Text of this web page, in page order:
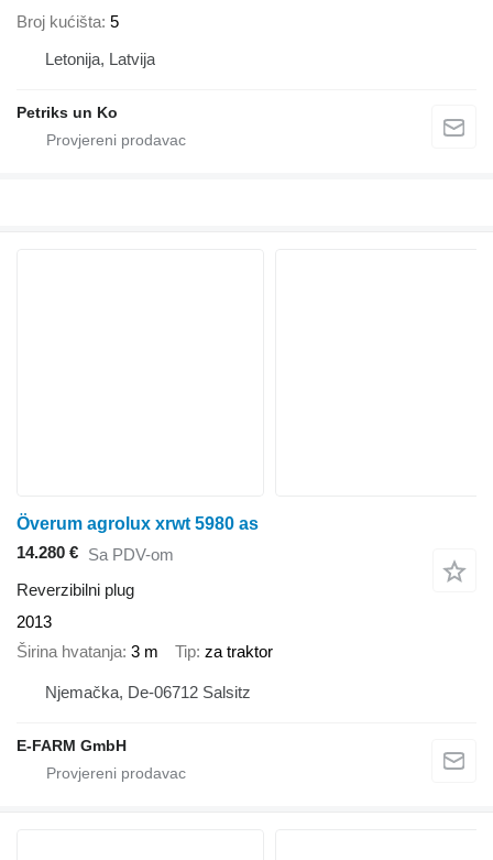
Broj kućišta 5
Letonija, Latvija
Petriks un Ko
Överum agrolux xrwt 5980 as
14.280 € Sa PDV-om
Reverzibilni plug
2013
Širina hvatanja 3 m Tip za traktor
Njemačka, De-06712 Salsitz
E-FARM GmbH